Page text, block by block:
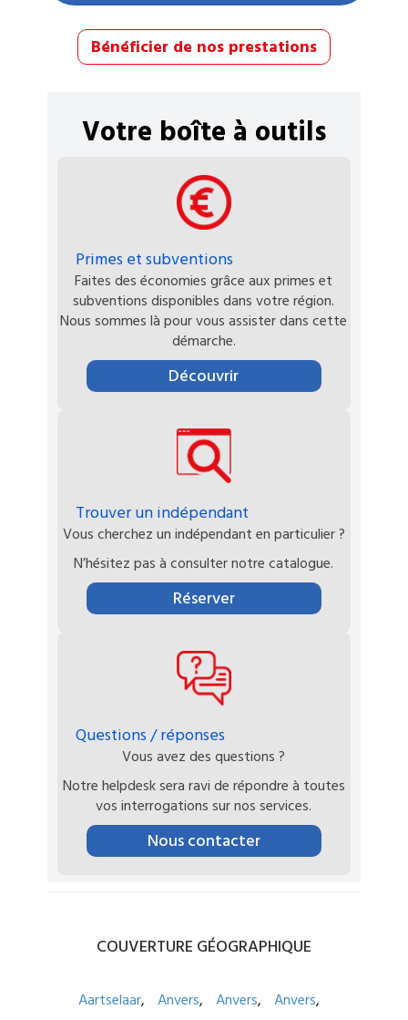
Bénéficier de nos prestations
Votre boîte à outils
Primes et subventions
Faites des économies grâce aux primes et
subventions disponibles dans votre région.
Nous sommes là pour vous assister dans cette
démarche.
Découvrir
Trouver un indépendant
Vous cherchez un indépendant en particulier ?
N’hésitez pas à consulter notre catalogue.
Réserver
Questions / réponses
Vous avez des questions ?
Notre helpdesk sera ravi de répondre à toutes
vos interrogations sur nos services.
Nous contacter
COUVERTURE GÉOGRAPHIQUE
Aartselaar Anvers Anvers
Anvers